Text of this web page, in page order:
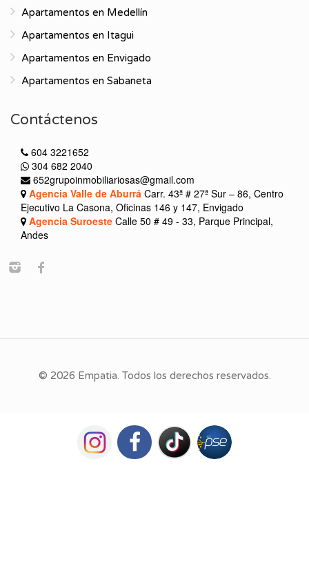
Apartamentos en Medellín
Apartamentos en Itagui
Apartamentos en Envigado
Apartamentos en Sabaneta
Contáctenos
604 3221652
304 682 2040
652grupoinmobiliariosas@gmail.com
Agencia Valle de Aburrá Carr. 43ª # 27ª Sur – 86, Centro
Ejecutivo La Casona, Oficinas 146 y 147, Envigado
Agencia Suroeste Calle 50 # 49 - 33, Parque Principal,
Andes
© 2026 Empatia. Todos los derechos reservados.